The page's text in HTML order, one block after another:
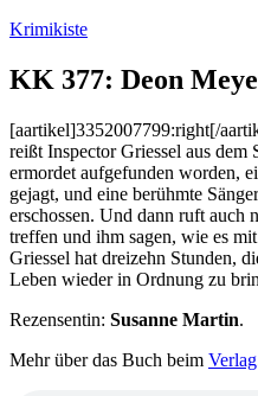
Zum
springen
Krimikiste
KK 377: Deon
[aartikel]3352007799:right[/
reißt Inspector Griessel aus
ermordet aufgefunden worden,
gejagt, und eine berühmte
erschossen. Und dann ruft auch
treffen und ihm sagen, wie es
Griessel hat dreizehn Stunden,
Leben wieder in Ordnung zu
Rezensentin: Susanne Martin.
Mehr über das Buch beim Verlag